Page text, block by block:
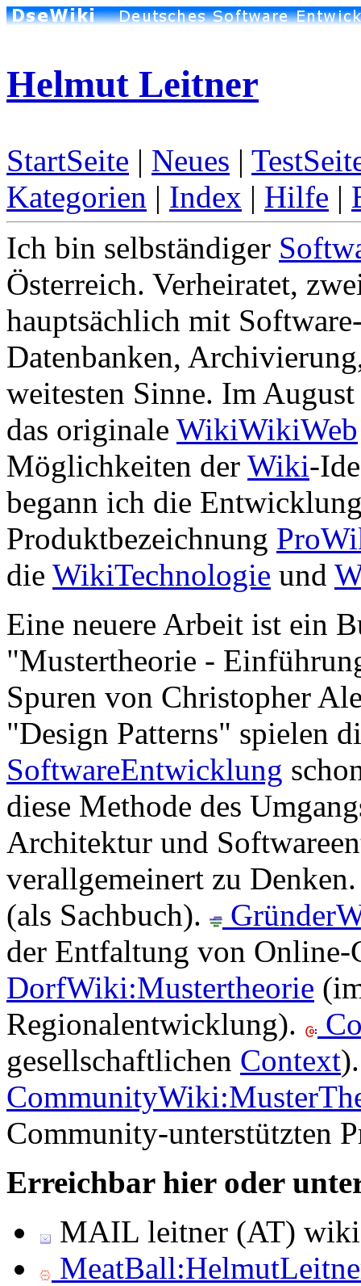
Helmut Leitner
StartSeite | Neues |
Kategorien | Index | Hilfe |
Ich bin selbständiger
Österreich. Verheiratet,
hauptsächlich mit
Datenbanken,
weitesten Sinne. Im
das originale WikiWikiWeb
Möglichkeiten der Wiki-
begann ich die
Produktbezeichnung
die WikiTechnologie und
Eine neuere Arbeit ist ein
"Mustertheorie -
Spuren von Christopher
"Design Patterns" spielen
SoftwareEntwicklung
diese Methode des
Architektur und
verallgemeinert zu
(als Sachbuch).
der Entfaltung von
DorfWiki:Mustertheorie
Regionalentwicklung).
gesellschaftlichen Context
Community-unterstützten
Erreichbar hier oder
MAIL leitner (AT)